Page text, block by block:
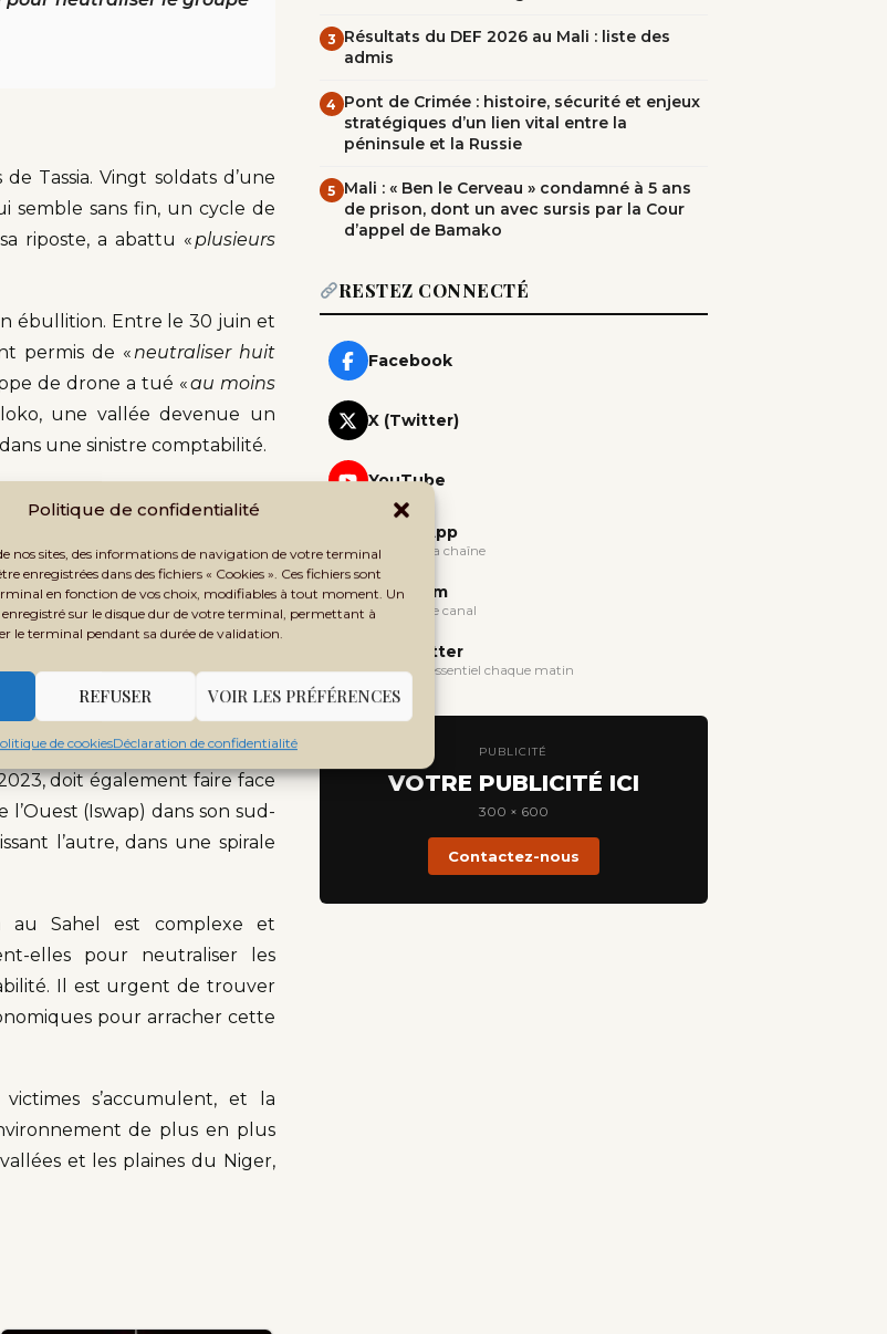
Politique de confidentialité
nos sites, des informations de navigation de votre terminal
enregistrées dans des fichiers « Cookies ». Ces fichiers sont
en fonction de vos choix, modifiables à tout moment. Un
sur le disque dur de votre terminal, permettant à
le terminal pendant sa durée de validation.
REFUSER VOIR LES PRÉFÉRENCES
de cookiesDéclaration de confidentialité
Tassia. Vingt soldats d’une
semble sans fin, un cycle de
riposte, a abattu «plusieurs
ébullition. Entre le 30 juin et
permis de «neutraliser huit
de drone a tué «au moins
une vallée devenue un
une sinistre comptabilité.
permanente dans cette
de terroristes» dans la
Une série d’actions
doit également faire face
(Iswap) dans son sud-
l’autre, dans une spirale
au Sahel est complexe et
elles pour neutraliser les
Il est urgent de trouver
pour arracher cette
s’accumulent, et la
de plus en plus
et les plaines du Niger,
3 Résultats du DEF 2026 au Mali : liste des
admis
4 Pont de Crimée : histoire, sécurité et enjeux
stratégiques d’un lien vital entre la
péninsule et la Russie
5 Mali : « Ben le Cerveau » condamné à 5 ans
de prison, dont un avec sursis par la Cour
d’appel de Bamako
RESTEZ CONNECTÉ
Facebook
X (Twitter)
YouTube
WhatsApp
Rejoindre la chaîne
Telegram
Rejoindre le canal
Newsletter
Recevoir l'essentiel chaque matin
PUBLICITÉ
VOTRE PUBLICITÉ ICI
300 × 600
Contactez-nous